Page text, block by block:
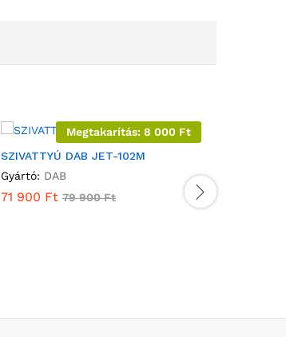
Megtakarítás: 8 000 Ft
SZIVATTYÚ DAB JET-102M
Gyártó: DAB
71 900 Ft 79 900Ft